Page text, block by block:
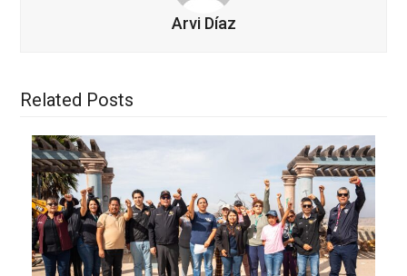
Arvi Díaz
Related Posts